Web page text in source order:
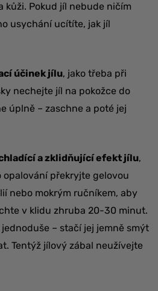
kůži. Pokud jíl nebude ničím
usychání ucítíte, jak jíl
účinek jílu, jako třeba při
nechejte jíl na pokožce do
úplně – zaschne a poté jej
a zklidňující efekt jílu,
překryjte gelovou
nebo mokrým ručníkem, aby
v klidu zhruba 20-30 minut.
– stačí jej jemně smýt
Tentýž jílový zábal neužívejte